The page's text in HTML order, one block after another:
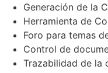
Generación de la
Herramienta de
Foro para temas
Control de
Trazabilidad de la